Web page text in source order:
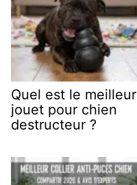
Quel est le meilleur
jouet pour chien
destructeur ?